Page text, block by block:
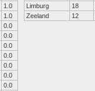
1.0
1.0
0.0
0.0
0.0
0.0
0.0
0.0
0.0
Limburg
18
Zeeland
12